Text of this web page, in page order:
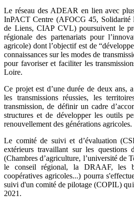
Le réseau des ADEAR en lien avec
InPACT Centre (AFOCG 45, Solidarité
de Liens, CIAP CVL) poursuivent le
régionale des partenariats pour
agricole) dont l’objectif est de
connaissances sur les modes de
pour favoriser et faciliter les
Loire.
Ce projet est d’une durée de deux ans,
les transmissions réussies, les
transmission, de définir un cadre
structures et de développer les outils
renouvellement des générations agricoles.
Le comité de suivi et d’évaluation
extérieurs travaillant sur les questions
(Chambres d’agriculture, l’université de
le conseil régional, la DRAAF, les
coopératives agricoles...) pourra
suivi d'un comité de pilotage (COPIL)
2021.